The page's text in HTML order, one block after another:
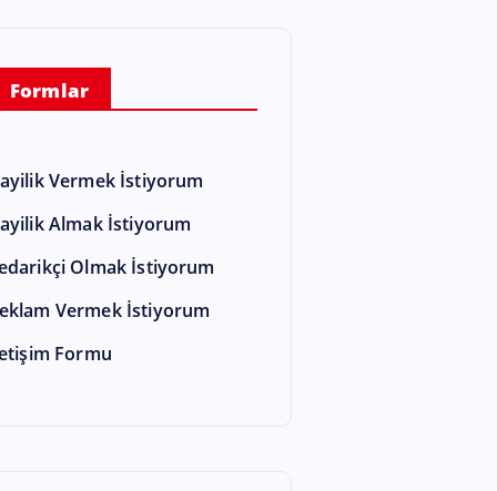
Formlar
Vermek İstiyorum
Almak İstiyorum
Olmak İstiyorum
Vermek İstiyorum
Formu